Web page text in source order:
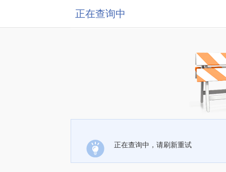
正在查询中
正在查询中，请刷新重试